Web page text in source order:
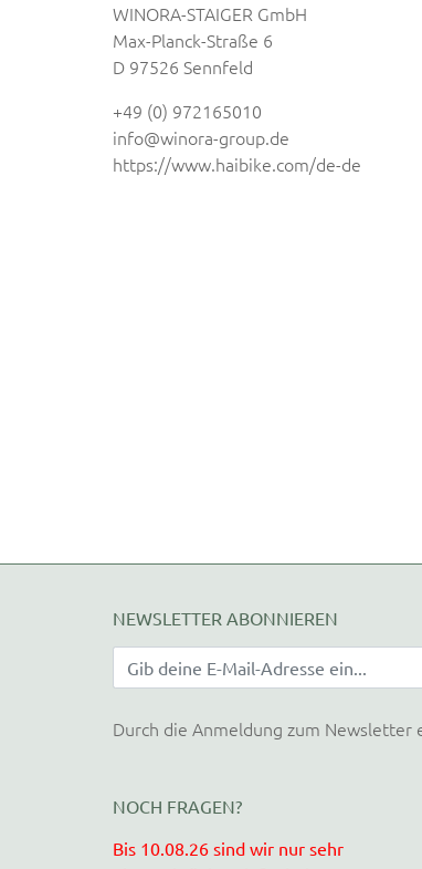
WINORA-STAIGER GmbH
Max-Planck-Straße 6
D 97526 Sennfeld
+49 (0) 972165010
info@winora-group.de
https://www.haibike.com/de-de
NEWSLETTER ABONNIEREN
Durch die Anmeldung zum
NOCH FRAGEN?
Bis 10.08.26 sind wir nur sehr